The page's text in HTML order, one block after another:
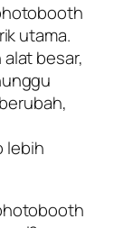
utama.
besar,
lebih